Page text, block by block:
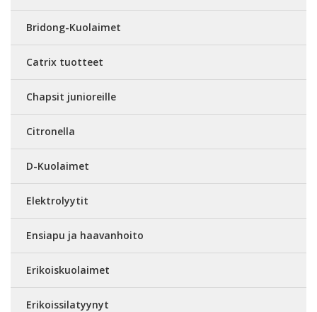
Bridong-Kuolaimet
Catrix tuotteet
Chapsit junioreille
Citronella
D-Kuolaimet
Elektrolyytit
Ensiapu ja haavanhoito
Erikoiskuolaimet
Erikoissilatyynyt